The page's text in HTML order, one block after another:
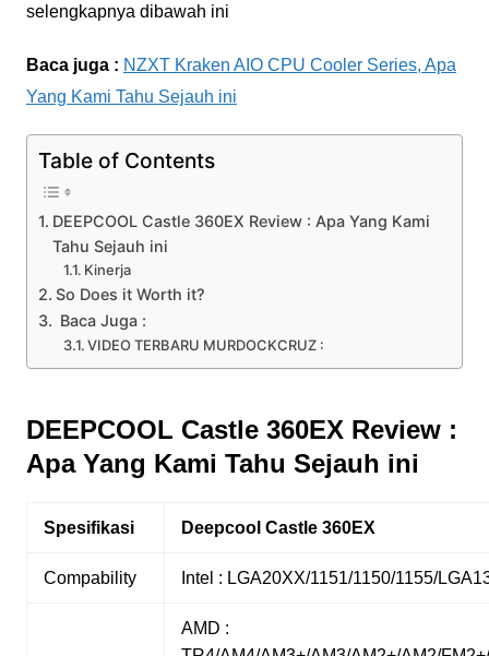
selengkapnya dibawah ini
Baca juga : NZXT Kraken AIO CPU Cooler Series, Apa
Yang Kami Tahu Sejauh ini
Table of Contents
DEEPCOOL Castle 360EX Review : Apa Yang Kami
Tahu Sejauh ini
Kinerja
So Does it Worth it?
Baca Juga :
VIDEO TERBARU MURDOCKCRUZ :
DEEPCOOL Castle 360EX Review :
Apa Yang Kami Tahu Sejauh ini
Spesifikasi Deepcool Castle 360EX
Compability Intel : LGA20XX/1151/1150/1155/
AMD :